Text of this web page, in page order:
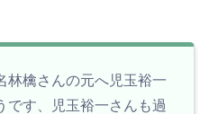
林檎さんの元へ児玉裕一
です、児玉裕一さんも過